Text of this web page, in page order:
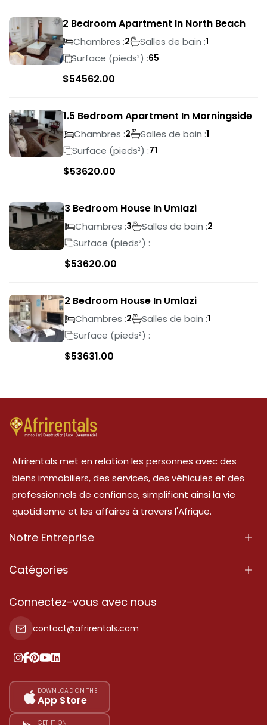
2 Bedroom Apartment In North Beach
Chambres :2 Salles de bain :1
Surface (pieds²) :65
$54562.00
1.5 Bedroom Apartment In Morningside
Chambres :2 Salles de bain :1
Surface (pieds²) :71
$53620.00
3 Bedroom House In Umlazi
Chambres :3 Salles de bain :2
Surface (pieds²) :
$53620.00
2 Bedroom House In Umlazi
Chambres :2 Salles de bain :1
Surface (pieds²) :
$53631.00
Afrirentals met en relation les personnes avec des
biens immobiliers, des services, des véhicules et des
professionnels de confiance, simplifiant ainsi la vie
quotidienne et les affaires à travers l'Afrique.
Notre Entreprise
À Propos
Conditions d'Utilisation
Politique de Confidentialité
Nos tarifs
Plan du site
Catégories
Propriété
Propriété à vendre
Propriété à louer
Ajoutez votre témoignage
Connectez-vous avec nous
contact@afrirentals.com
DOWNLOAD ON THE
App Store
GET IT ON